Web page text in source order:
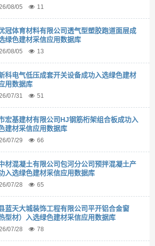
08/05 11
冠体育材料有限公司透气型塑胶跑道面层成
绿色建材采信应用数据库
08/05 13
科电气低压成套开关设备成功入选绿色建材
用数据库
07/31 51
宏基建材有限公司HJ钢筋桁架组合板成功入
建材采信应用数据库
07/29 66
材混凝土有限公司包河分公司预拌混凝土产
入选绿色建材采信应用数据库
07/28 65
蓝天大城装饰工程有限公司平开铝合金窗
热型材）入选绿色建材采信应用数据库
07/28 78